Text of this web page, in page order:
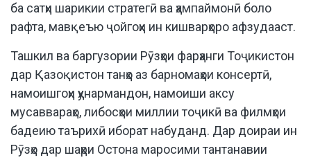
ба сатҳи шарикии стратегӣ ва ҳампаймонӣ боло
рафта, мавқеъю ҷойгоҳи ин кишварҳоро афзудааст.
Ташкил ва баргузории Рӯзҳои фарҳанги Тоҷикистон
дар Қазоқистон танҳо аз барномаҳои консертӣ,
намоишгоҳи ҳунармандон, намоиши аксу
мусаввараҳо, либосҳои миллии тоҷикӣ ва филмҳои
бадеию таърихӣ иборат набуданд. Дар доираи ин
Рӯзҳо дар шаҳри Остона маросими тантанавии